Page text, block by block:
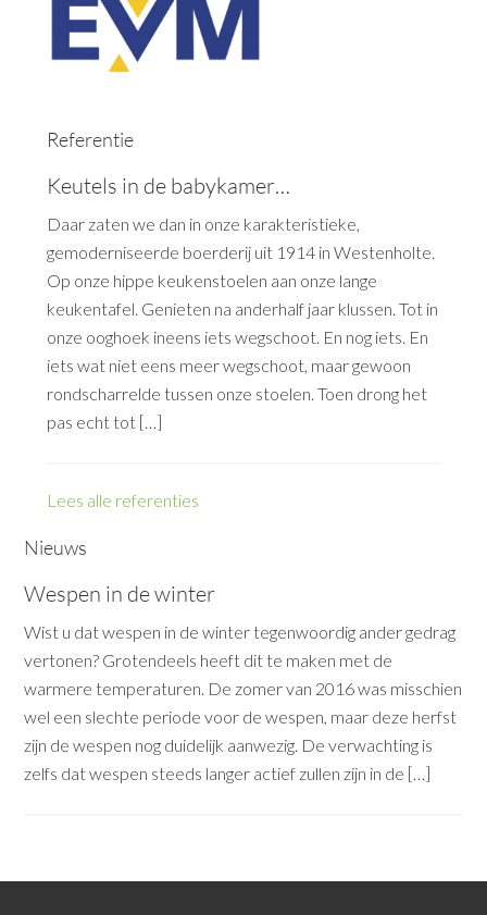
Referentie
Keutels in de babykamer…
Daar zaten we dan in onze karakteristieke,
gemoderniseerde boerderij uit 1914 in Westenholte.
Op onze hippe keukenstoelen aan onze lange
keukentafel. Genieten na anderhalf jaar klussen. Tot in
onze ooghoek ineens iets wegschoot. En nog iets. En
iets wat niet eens meer wegschoot, maar gewoon
rondscharrelde tussen onze stoelen. Toen drong het
pas echt tot […]
Lees alle referenties
Nieuws
Wespen in de winter
Wist u dat wespen in de winter tegenwoordig ander gedrag
vertonen? Grotendeels heeft dit te maken met de
warmere temperaturen. De zomer van 2016 was misschien
wel een slechte periode voor de wespen, maar deze herfst
zijn de wespen nog duidelijk aanwezig. De verwachting is
zelfs dat wespen steeds langer actief zullen zijn in de […]